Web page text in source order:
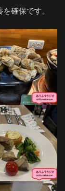
確保です。